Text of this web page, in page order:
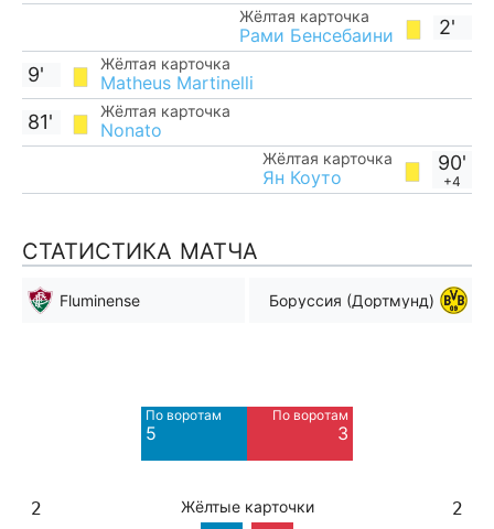
2'
Жёлтая карточка
Рами Бенсебаини
Жёлтая карточка
Matheus Martinelli
9'
Жёлтая карточка
Nonato
81'
90'
+4
Жёлтая карточка
Ян Коуто
СТАТИСТИКА МАТЧА
Fluminense Боруссия (Дортмунд)
По воротам
5
По воротам
3
2 Жёлтые карточки 2